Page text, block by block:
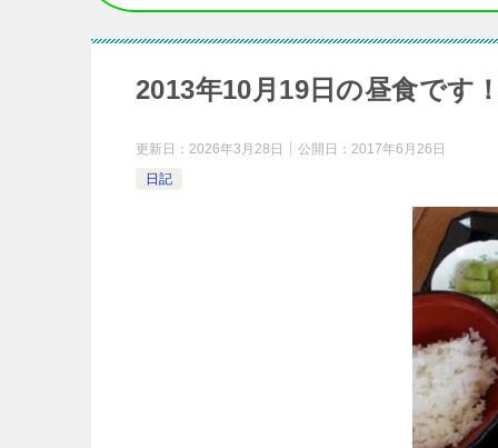
2013年10月19日の昼食です
更新日： 2026年3月28日 公開日： 2017年6月26日
日記